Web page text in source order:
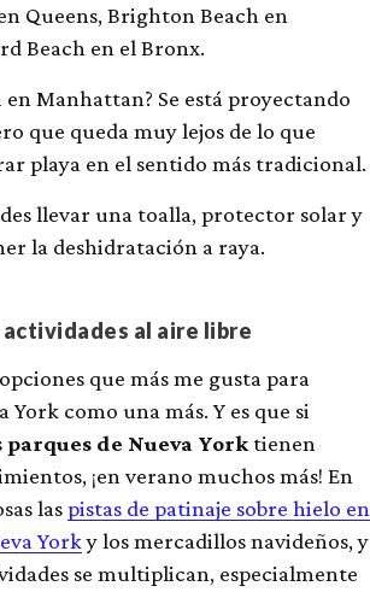
Queens, Brighton Beach en
Beach en el Bronx.
en Manhattan? Se está proyectando
que queda muy lejos de lo que
playa en el sentido más tradicional.
llevar una toalla, protector solar y
la deshidratación a raya.
actividades al aire libre
que más me gusta para
como una más. Y es que si
parques de Nueva Yorktienen
¡en verano muchos más! En
laspistas de patinaje sobre hielo en
Yorky los mercadillos navideños, y
se multiplican, especialmente